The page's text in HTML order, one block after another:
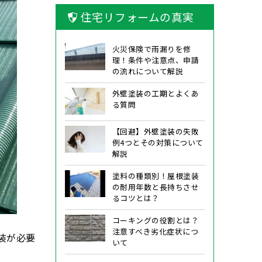
が必要
住宅リフォームの真実
火災保険で雨漏りを修
理！条件や注意点、申請
の流れについて解説
外壁塗装の工期とよくあ
る質問
【回避】外壁塗装の失敗
例4つとその対策について
解説
塗料の種類別！屋根塗装
の耐用年数と長持ちさせ
るコツとは？
コーキングの役割とは？
注意すべき劣化症状につ
いて